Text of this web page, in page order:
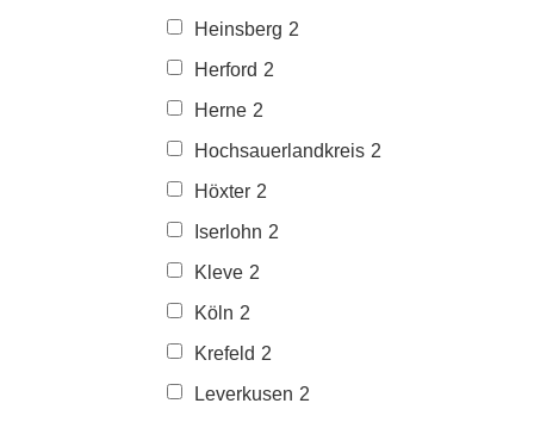
Heinsberg 2
Herford 2
Herne 2
Hochsauerlandkreis 2
Höxter 2
Iserlohn 2
Kleve 2
Köln 2
Krefeld 2
Leverkusen 2